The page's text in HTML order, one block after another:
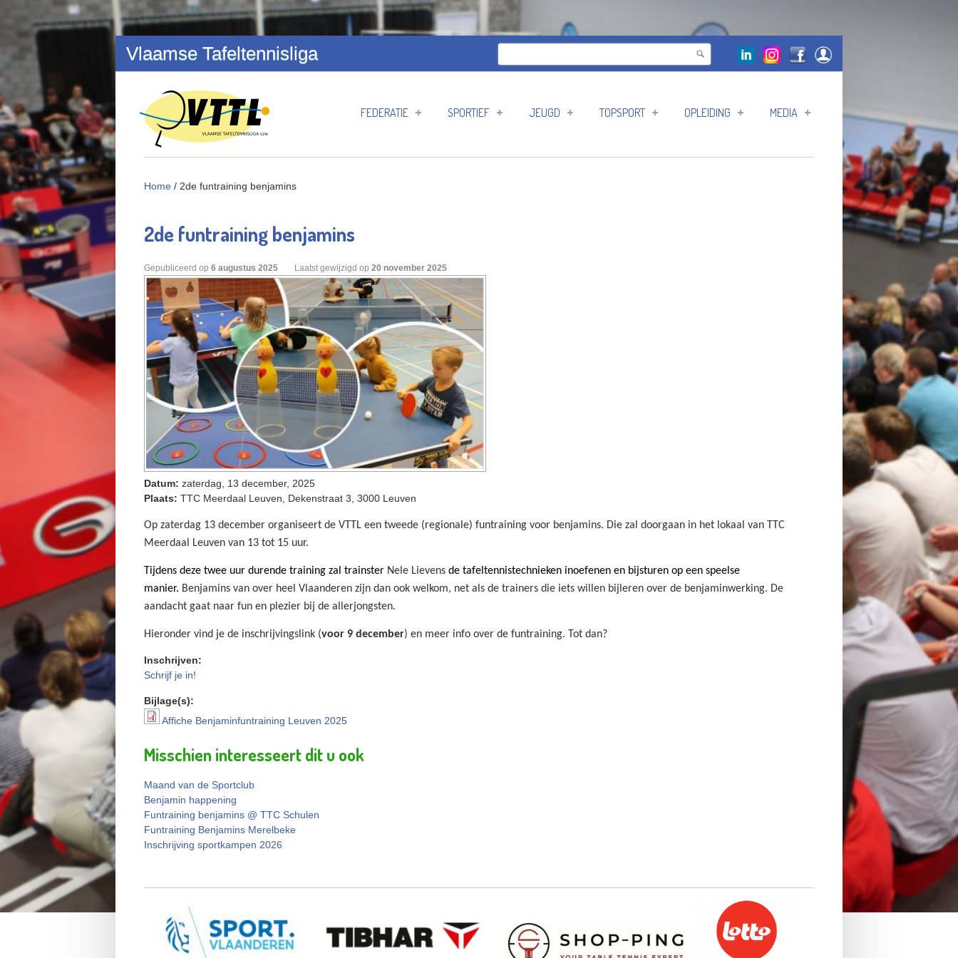
Overslaan en naar de inhoud gaan
Vlaamse Tafeltennisliga
Zoekveld
FEDERATIE SPORTIEF JEUGD TOPSPORT OPLEIDING MEDIA
Home / 2de funtraining benjamins
2de funtraining benjamins
Gepubliceerd op 6 augustus 2025 Laatst gewijzigd op 20 november 2025
Datum: zaterdag, 13 december, 2025
Plaats: TTC Meerdaal Leuven, Dekenstraat 3, 3000 Leuven
Op zaterdag 13 december organiseert de VTTL een tweede (regionale) funtraining voor benjamins. Die zal doorgaan in het lokaal van TTC
Meerdaal Leuven van 13 tot 15 uur.
Tijdens deze twee uur durende training zal trainster Nele Lievens de tafeltennistechnieken inoefenen en bijsturen op een speelse
manier. Benjamins van over heel Vlaanderen zijn dan ook welkom, net als de trainers die iets willen bijleren over de benjaminwerking. De
aandacht gaat naar fun en plezier bij de allerjongsten.
Hieronder vind je de inschrijvingslink (voor 9 december) en meer info over de funtraining. Tot dan?
Inschrijven:
Schrijf je in!
Bijlage(s):
Affiche Benjaminfuntraining Leuven 2025
Affiche Benjaminfuntraining Leuven 2025
Misschien interesseert dit u ook
Maand van de Sportclub
Benjamin happening
Funtraining benjamins @ TTC Schulen
Funtraining Benjamins Merelbeke
Inschrijving sportkampen 2026